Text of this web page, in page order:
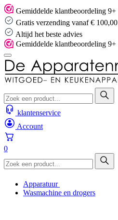
Skip
to
content
Gemiddelde klantbeoordeling 9+
Gratis verzending vanaf € 100,00
Altijd het beste advies
Gemiddelde klantbeoordeling 9+
klantenservice
Account
0
Apparatuur
Wasmachine en drogers